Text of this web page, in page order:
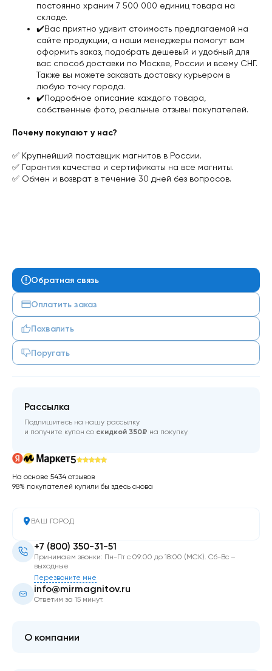
постоянно храним 7 500 000 единиц товара на
складе.
✔️Вас приятно удивит стоимость предлагаемой на
сайте продукции, а наши менеджеры помогут вам
оформить заказ, подобрать дешевый и удобный для
вас способ доставки по Москве, России и всему СНГ.
Также вы можете заказать доставку курьером в
любую точку города.
✔️Подробное описание каждого товара,
собственные фото, реальные отзывы покупателей.
Почему покупают у нас?
✅ Крупнейший поставщик магнитов в России.
✅ Гарантия качества и сертификаты на все магниты.
✅ Обмен и возврат в течение 30 дней без вопросов.
Обратная связь
Оплатить заказ
Похвалить
Поругать
ВАШ ГОРОД
+7 (800) 350-31-51
Принимаем звонки: Пн-Пт с 09:00 до 18:00 (МСК). Сб-Вс –
выходные
Перезвоните мне
info@mirmagnitov.ru
Ответим за 15 минут.
О компании
Рассылка
Подпишитесь на нашу рассылку
и получите купон со скидкой 350₽ на покупку
5
На основе 5434 отзывов
98% покупателей купили бы здесь снова